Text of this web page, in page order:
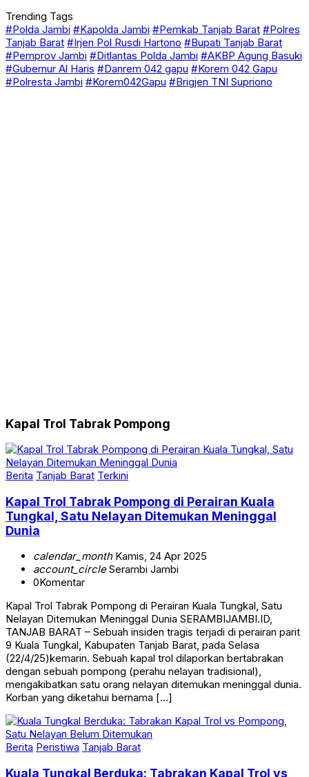
Trending Tags
#Polda Jambi #Kapolda Jambi #Pemkab Tanjab Barat #Polres
Tanjab Barat #Irjen Pol Rusdi Hartono #Bupati Tanjab Barat
#Pemprov Jambi #Ditlantas Polda Jambi #AKBP Agung Basuki
#Gubernur Al Haris #Danrem 042 gapu #Korem 042 Gapu
#Polresta Jambi #Korem042Gapu #Brigjen TNI Supriono
Kapal Trol Tabrak Pompong
Berita Tanjab Barat Terkini
Kapal Trol Tabrak Pompong di Perairan Kuala
Tungkal, Satu Nelayan Ditemukan Meninggal
Dunia
calendar_monthKamis, 24 Apr 2025
account_circleSerambi Jambi
0Komentar
Kapal Trol Tabrak Pompong di Perairan Kuala Tungkal, Satu
Nelayan Ditemukan Meninggal Dunia SERAMBIJAMBI.ID,
TANJAB BARAT – Sebuah insiden tragis terjadi di perairan parit
9 Kuala Tungkal, Kabupaten Tanjab Barat, pada Selasa
(22/4/25)kemarin. Sebuah kapal trol dilaporkan bertabrakan
dengan sebuah pompong (perahu nelayan tradisional),
mengakibatkan satu orang nelayan ditemukan meninggal dunia.
Korban yang diketahui bernama […]
Berita Peristiwa Tanjab Barat
Kuala Tungkal Berduka: Tabrakan Kapal Trol vs